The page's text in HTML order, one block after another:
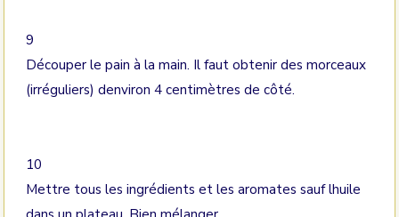
9
Découper le pain à la main. Il faut obtenir des morceaux
(irréguliers) denviron 4 centimètres de côté.
10
Mettre tous les ingrédients et les aromates sauf lhuile